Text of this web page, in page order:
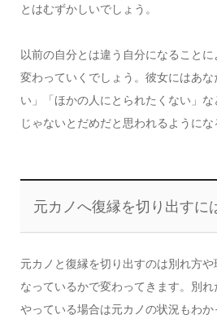
とはむずかしいでしょう。
以前の自分とは違う自分になること
変わっていくでしょう。彼女にはあ
い」「ほかの人にとられたくない」
じゃないとだめだと思われるようにな
元カノへ復縁を切り出すに
元カノと復縁を切り出すのは別れ方
なっているかで変わってきます。別
やっている場合は元カノの状況もわ